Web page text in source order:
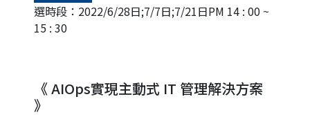
選時段：2022/6/28日;7/7日;7/21日PM 14 : 00 ~
15 : 30
《 AIOps實現主動式 IT 管理解決方案
》